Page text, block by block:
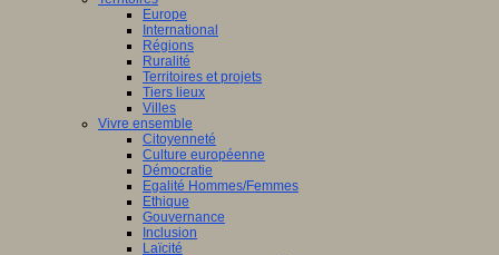
Europe
International
Régions
Ruralité
Territoires et projets
Tiers lieux
Villes
Vivre ensemble
Citoyenneté
Culture européenne
Démocratie
Egalité Hommes/Femmes
Ethique
Gouvernance
Inclusion
Laïcité